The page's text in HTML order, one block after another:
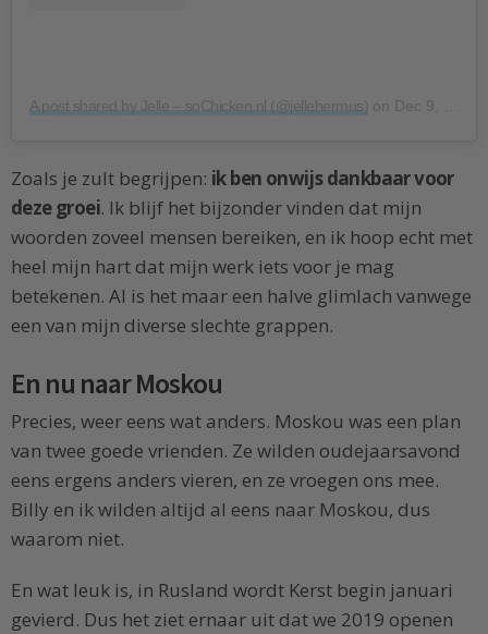
A post shared by Jelle – soChicken.nl (@jellehermus) on Dec 9, 2018 at 7:42am PST
Zoals je zult begrijpen: ik ben onwijs dankbaar voor
deze groei. Ik blijf het bijzonder vinden dat mijn
woorden zoveel mensen bereiken, en ik hoop echt met
heel mijn hart dat mijn werk iets voor je mag
betekenen. Al is het maar een halve glimlach vanwege
een van mijn diverse slechte grappen.
En nu naar Moskou
Precies, weer eens wat anders. Moskou was een plan
van twee goede vrienden. Ze wilden oudejaarsavond
eens ergens anders vieren, en ze vroegen ons mee.
Billy en ik wilden altijd al eens naar Moskou, dus
waarom niet.
En wat leuk is, in Rusland wordt Kerst begin januari
gevierd. Dus het ziet ernaar uit dat we 2019 openen